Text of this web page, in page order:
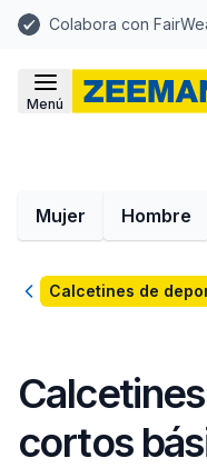
Colabora con
Menú
Mujer Hombre
VolverCalcetines de
cortos